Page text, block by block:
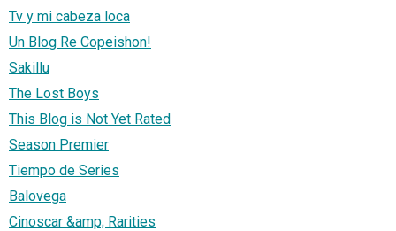
Tv y mi cabeza loca
Un Blog Re Copeishon!
Sakillu
The Lost Boys
This Blog is Not Yet Rated
Season Premier
Tiempo de Series
Balovega
Cinoscar &amp; Rarities